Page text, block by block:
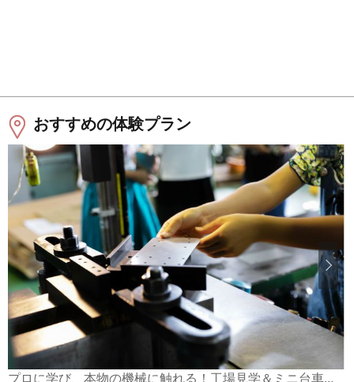
おすすめの体験プラン
プロに学び、本物の機械に触れる！工場見学＆ミニ台車づくり